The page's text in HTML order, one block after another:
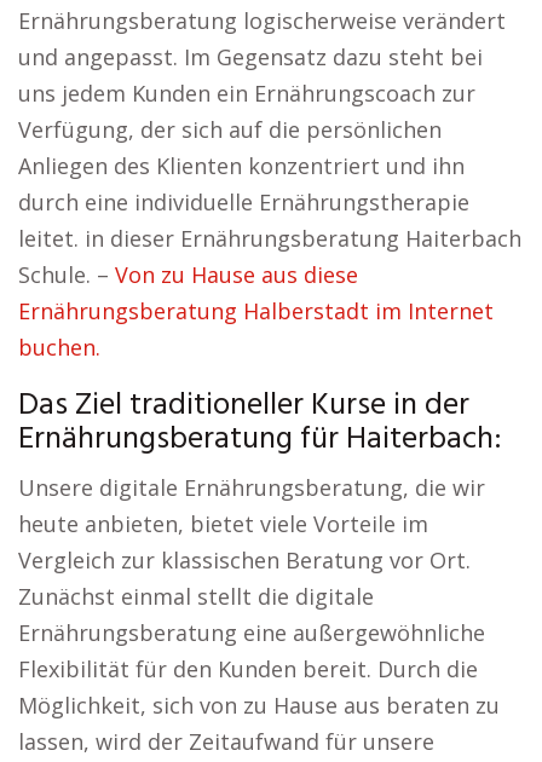
Ernährungsberatung logischerweise verändert
und angepasst. Im Gegensatz dazu steht bei
uns jedem Kunden ein Ernährungscoach zur
Verfügung, der sich auf die persönlichen
Anliegen des Klienten konzentriert und ihn
durch eine individuelle Ernährungstherapie
leitet. in dieser Ernährungsberatung Haiterbach
Schule. – Von zu Hause aus diese
Ernährungsberatung Halberstadt im Internet
buchen.
Das Ziel traditioneller Kurse in der
Ernährungsberatung für Haiterbach:
Unsere digitale Ernährungsberatung, die wir
heute anbieten, bietet viele Vorteile im
Vergleich zur klassischen Beratung vor Ort.
Zunächst einmal stellt die digitale
Ernährungsberatung eine außergewöhnliche
Flexibilität für den Kunden bereit. Durch die
Möglichkeit, sich von zu Hause aus beraten zu
lassen, wird der Zeitaufwand für unsere